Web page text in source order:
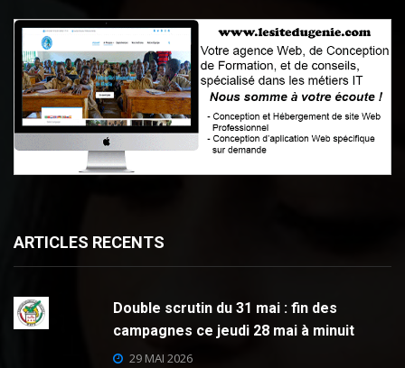
ARTICLES RECENTS
Double scrutin du 31 mai : fin des
campagnes ce jeudi 28 mai à minuit
29 MAI 2026